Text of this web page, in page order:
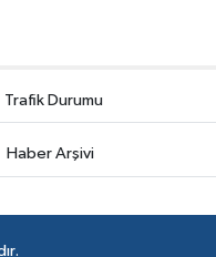
Trafik Durumu
Haber Arşivi